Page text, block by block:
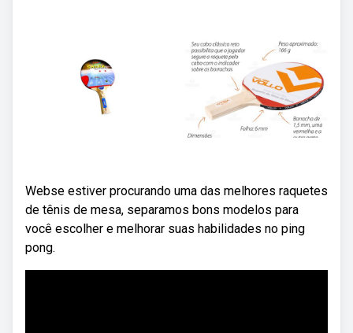
Webse estiver procurando uma das melhores raquetes
de tênis de mesa, separamos bons modelos para
você escolher e melhorar suas habilidades no ping
pong.